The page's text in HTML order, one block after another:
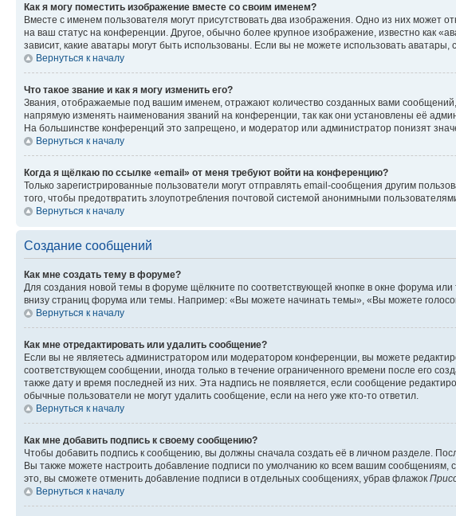
Как я могу поместить изображение вместе со своим именем?
Вместе с именем пользователя могут присутствовать два изображения. Одно из них может
на ваш статус на конференции. Другое, обычно более крупное изображение, известно как
зависит, какие аватары могут быть использованы. Если вы не можете использовать
Вернуться к началу
Что такое звание и как я могу изменить его?
Звания, отображаемые под вашим именем, отражают количество созданных вами
напрямую изменять наименования званий на конференции, так как они установлены её
На большинстве конференций это запрещено, и модератор или администратор понизят
Вернуться к началу
Когда я щёлкаю по ссылке «email» от меня требуют войти на конференцию?
Только зарегистрированные пользователи могут отправлять email-сообщения другим
того, чтобы предотвратить злоупотребления почтовой системой анонимными
Вернуться к началу
Создание сообщений
Как мне создать тему в форуме?
Для создания новой темы в форуме щёлкните по соответствующей кнопке в окне форума
внизу страниц форума или темы. Например: «Вы можете начинать темы», «Вы можете
Вернуться к началу
Как мне отредактировать или удалить сообщение?
Если вы не являетесь администратором или модератором конференции, вы можете
соответствующем сообщении, иногда только в течение ограниченного времени после его
также дату и время последней из них. Эта надпись не появляется, если сообщение
обычные пользователи не могут удалить сообщение, если на него уже кто-то ответил.
Вернуться к началу
Как мне добавить подпись к своему сообщению?
Чтобы добавить подпись к сообщению, вы должны сначала создать её в личном разделе.
Вы также можете настроить добавление подписи по умолчанию ко всем вашим
это, вы сможете отменить добавление подписи в отдельных сообщениях, убрав флажок
Вернуться к началу